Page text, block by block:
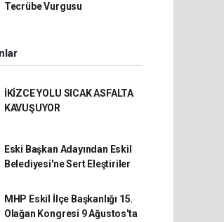
Tecrübe Vurgusu
İKİZCE YOLU SICAK ASFALTA
KAVUŞUYOR
Eski Başkan Adayından Eskil
Belediyesi'ne Sert Eleştiriler
MHP Eskil İlçe Başkanlığı 15.
Olağan Kongresi 9 Ağustos'ta